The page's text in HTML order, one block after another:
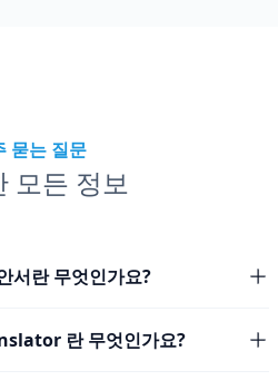
묻는 질문
모든 정보
서란 무엇인가요?
란 무엇인가요?